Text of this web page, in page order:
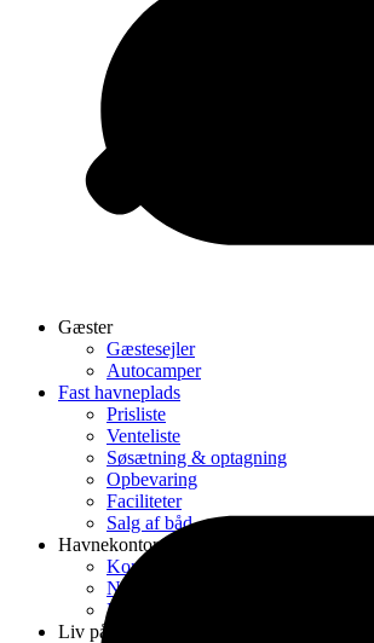
Gæster
Gæstesejler
Autocamper
Fast havneplads
Prisliste
Venteliste
Søsætning & optagning
Opbevaring
Faciliteter
Salg af båd
Havnekontor
Kontakt
Nyhedsbreve fra Havnekontoret
Kontrakt & Reglementer
Liv på havnen